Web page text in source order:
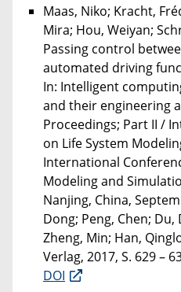
Maas, Niko; Kracht,
Mira; Hou, Weiyan;
Passing control
automated driving
In: Intelligent
and their engineering
Proceedings; Part II /
on Life System
International
Modeling and
Nanjing, China,
Dong; Peng, Chen;
Zheng, Min; Han,
Verlag, 2017, S. 629 –
DOI